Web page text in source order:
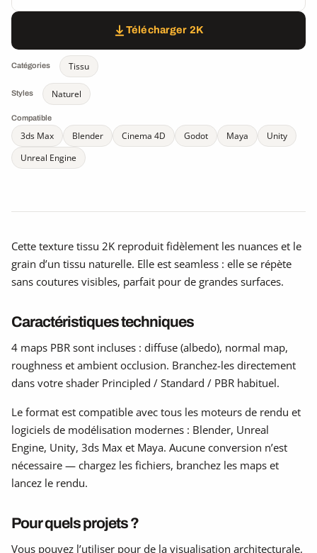
Télécharger 2K
Catégories Tissu
Styles Naturel
Compatible
3ds Max Blender Cinema 4D Godot Maya
Unity
Unreal Engine
Cette texture tissu 2K reproduit fidèlement les nuances et le
grain d’un tissu naturelle. Elle est seamless : elle se répète
sans coutures visibles, parfait pour de grandes surfaces.
Caractéristiques techniques
4 maps PBR sont incluses : diffuse (albedo), normal map,
roughness et ambient occlusion. Branchez-les directement
dans votre shader Principled / Standard / PBR habituel.
Le format est compatible avec tous les moteurs de rendu et
logiciels de modélisation modernes : Blender, Unreal
Engine, Unity, 3ds Max et Maya. Aucune conversion n’est
nécessaire — chargez les fichiers, branchez les maps et
lancez le rendu.
Pour quels projets ?
Vous pouvez l’utiliser pour de la visualisation architecturale,